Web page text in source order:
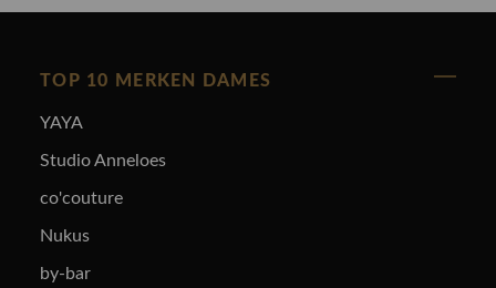
TOP 10 MERKEN DAMES
YAYA
Studio Anneloes
co'couture
Nukus
by-bar